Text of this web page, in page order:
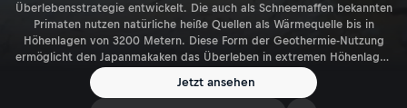
Überlebensstrategie entwickelt. Die auch als Schneemaffen bekannten
Primaten nutzen natürliche heiße Quellen als Wärmequelle bis in
Höhenlagen von 3200 Metern. Diese Form der Geothermie-Nutzung
ermöglicht den Japanmakaken das Überleben in extremen Höhenlagen
und zeigt die bemerkenswerte Anpassungsfähigkeit dieser Affenart an
ihre Umgebung.
Jetzt ansehen